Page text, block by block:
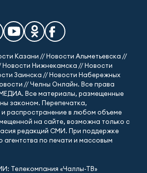
Казани // Новости Альметьевска //
Новости Нижнекамска // Новости
Заинска // Новости Набережных
// Челны Онлайн. Все права
Все материалы, размещенные
законом. Перепечатка,
и распространение в любом объеме
на сайте, возможна только с
редакций СМИ. При поддержке
агентства по печати и массовым
Телекомпания «Чаллы-ТВ»